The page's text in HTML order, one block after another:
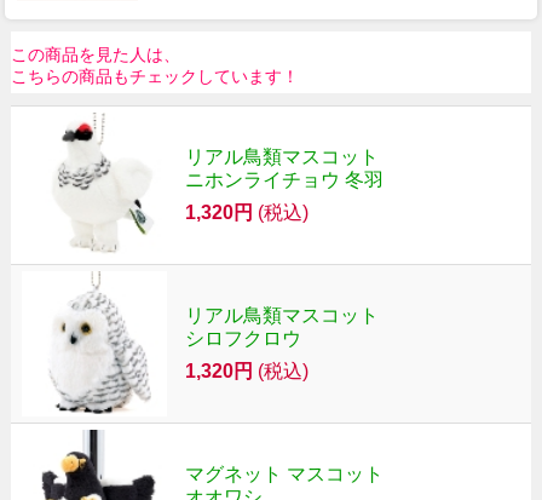
この商品を見た人は、
こちらの商品もチェックしています！
リアル鳥類マスコット
ニホンライチョウ 冬羽
1,320円 (税込)
リアル鳥類マスコット
シロフクロウ
1,320円 (税込)
マグネット マスコット